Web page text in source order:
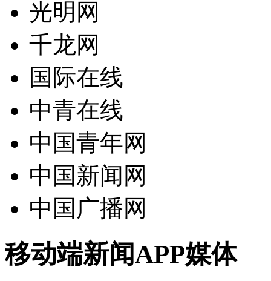
激发您的网站活力
创造您的网站价值
联系我们
联络我们，将以最好的服务回馈您
公司风采
公司环境、团队风采、户外旅游
荣誉资质
我们获得的荣誉不甚枚举，感谢有你
中万简介
一流的销售顾问、专业的技术团队
光明网
千龙网
国际在线
中青在线
中国青年网
中国新闻网
中国广播网
移动端新闻APP媒体